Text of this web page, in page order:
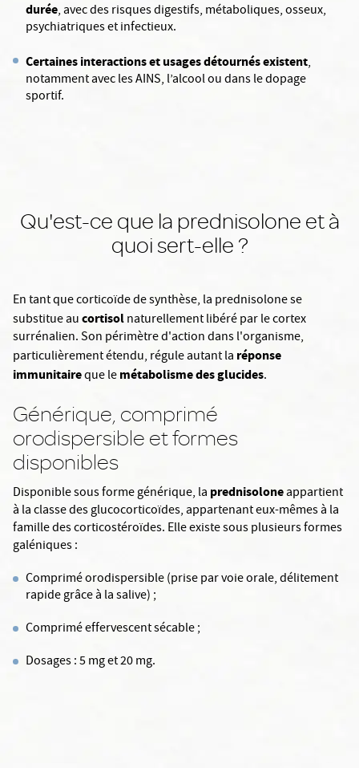
durée, avec des risques digestifs, métaboliques, osseux,
psychiatriques et infectieux.
Certaines interactions et usages détournés existent,
notamment avec les AINS, l’alcool ou dans le dopage
sportif.
Qu'est-ce que la prednisolone et à
quoi sert-elle ?
En tant que corticoïde de synthèse, la prednisolone se
substitue aucortisolnaturellement libéré par le cortex
surrénalien. Son périmètre d'action dans l'organisme,
particulièrement étendu, régule autant la réponse
immunitaireque lemétabolisme des glucides.
Générique, comprimé
orodispersible et formes
disponibles
Disponible sous forme générique, la prednisoloneappartient
à la classe des glucocorticoïdes, appartenant eux-mêmes à la
famille des corticostéroïdes. Elle existe sous plusieurs formes
galéniques :
Comprimé orodispersible (prise par voie orale, délitement
rapide grâce à la salive) ;
Comprimé effervescent sécable ;
Dosages : 5 mg et 20 mg.